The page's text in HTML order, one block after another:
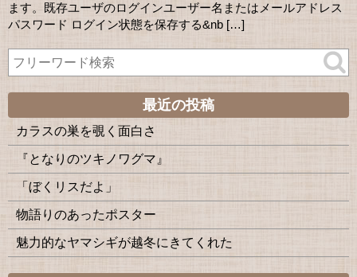
ます。既存ユーザのログインユーザー名またはメールアドレス
パスワード ログイン状態を保存する&nb […]
最近の投稿
カラスの巣を覗く面白さ
『となりのツキノワグマ』
「ぼくリスだよ」
物語りのあったポスター
魅力的なヤマシギが越冬にきてくれた